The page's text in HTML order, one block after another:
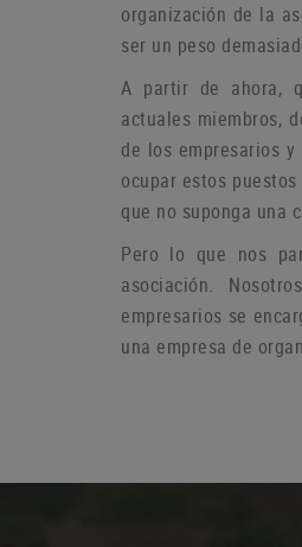
organización de la
ser un peso
A partir de ahora,
actuales miembros,
de los empresarios
ocupar estos
que no suponga una
Pero lo que nos
asociación.
empresarios se
una empresa de